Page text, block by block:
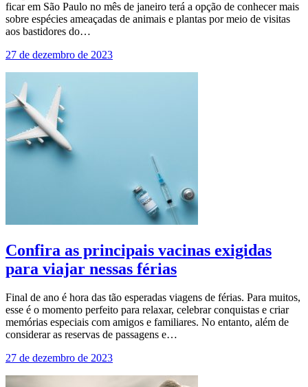
ficar em São Paulo no mês de janeiro terá a opção de conhecer mais
sobre espécies ameaçadas de animais e plantas por meio de visitas
aos bastidores do…
27 de dezembro de 2023
Confira as principais vacinas exigidas
para viajar nessas férias
Final de ano é hora das tão esperadas viagens de férias. Para muitos,
esse é o momento perfeito para relaxar, celebrar conquistas e criar
memórias especiais com amigos e familiares. No entanto, além de
considerar as reservas de passagens e…
27 de dezembro de 2023